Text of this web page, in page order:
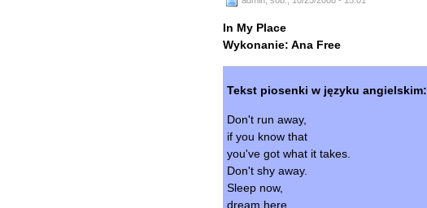
In My Place
Wykonanie: Ana Free
Tekst piosenki w języku angielskim:
Don't run away,
if you know that
you've got what it takes.
Don't shy away.
Sleep now,
dream here.